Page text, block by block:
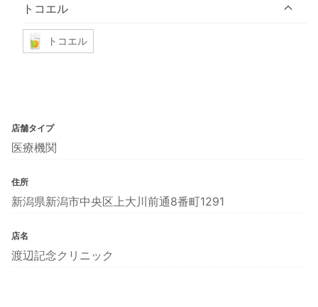
トコエル
トコエル
店舗タイプ
医療機関
住所
新潟県新潟市中央区上大川前通8番町1291
店名
渡辺記念クリニック